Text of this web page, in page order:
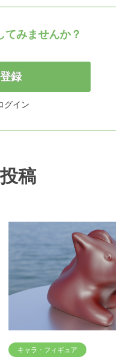
てみませんか？
録
グイン
稿
キャラ・フィギュア